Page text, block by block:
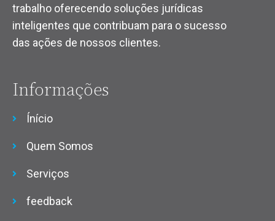
trabalho oferecendo soluções jurídicas
inteligentes que contribuam para o sucesso
das ações de nossos clientes.
Informações
Ínício
Quem Somos
Serviços
feedback